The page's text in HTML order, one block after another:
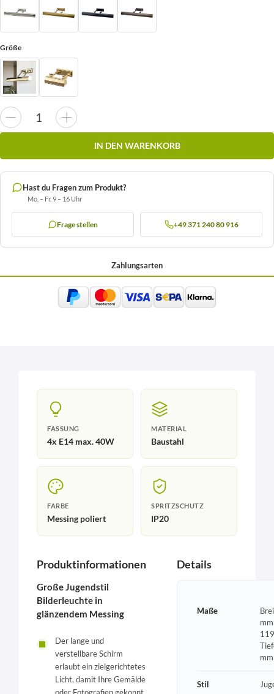
Größe
IN DEN WARENKORB
Hast du Fragen zum Produkt?
Mo. – Fr. 9 – 16 Uhr
Frage stellen +49 371 240 80 916
Zahlungsarten
FASSUNG
4x E14 max. 40W
MATERIAL
Baustahl
FARBE
Messing poliert
SPRITZSCHUTZ
IP20
Produktinformationen
Große Jugendstil
Bilderleuchte in
glänzendem Messing
Der lange und
verstellbare Schirm
erlaubt ein zielgerichtetes
Licht, damit Ihre Gemälde
Details
Maße
mm
Stil